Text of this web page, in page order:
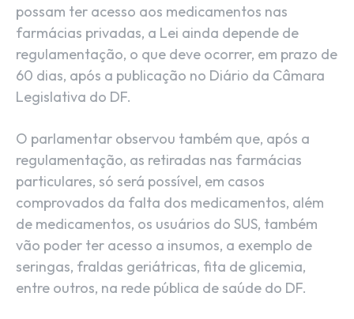
possam ter acesso aos medicamentos nas
farmácias privadas, a Lei ainda depende de
regulamentação, o que deve ocorrer, em prazo de
60 dias, após a publicação no Diário da Câmara
Legislativa do DF.
O parlamentar observou também que, após a
regulamentação, as retiradas nas farmácias
particulares, só será possível, em casos
comprovados da falta dos medicamentos, além
de medicamentos, os usuários do SUS, também
vão poder ter acesso a insumos, a exemplo de
seringas, fraldas geriátricas, fita de glicemia,
entre outros, na rede pública de saúde do DF.